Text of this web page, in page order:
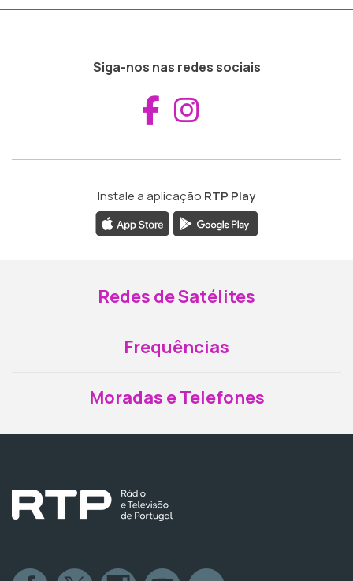
Siga-nos nas redes sociais
Aceder ao
Instale a aplicação RTP Play
Redes de Satélites
Frequências
Moradas e Telefones